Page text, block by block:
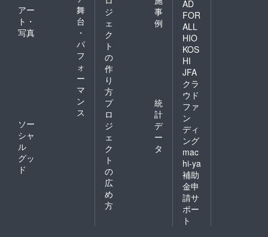
アー
ト・
写真
舞
台
・
パ
フ
ォ
ー
マ
ン
ス
ソー
シャ
ル
グッ
ド
ジ
ェ
ク
ト
の
作
り
方
事
例
プ
ロ
ジ
ェ
ク
ト
の
広
め
方
統
計
デ
ー
タ
AD
FOR
ALL
HIO
KOS
HI
JFA
クラ
ウド
ファ
ン
ディ
ング
mac
hi-ya
補助
金申
請サ
ポー
ト